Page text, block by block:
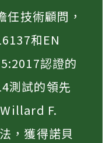
技術顧問，
和EN
認證的
測試的領先
F.
，獲得諾貝